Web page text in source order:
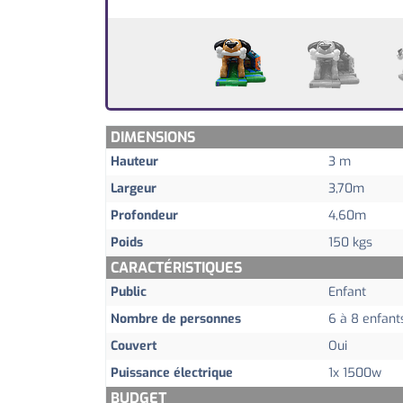
DIMENSIONS
Hauteur
3 m
Largeur
3,70m
Profondeur
4,60m
Poids
150 kgs
CARACTÉRISTIQUES
Public
Enfant
Nombre de personnes
6 à 8
Couvert
Oui
Puissance électrique
1x 1500w
BUDGET